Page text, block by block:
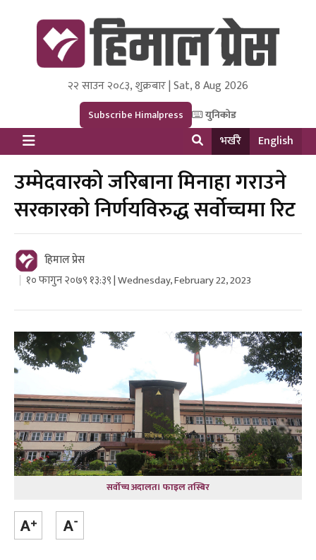
Himal Press
Dot NewsyNepal Media and Research Pvt Ltd.
२२ साउन २०८३, शुक्रबार | Sat, 8 Aug 2026
Subscribe Himalpress युनिकोड
भर्खरै English
उम्मेदवारको जरिबाना मिनाहा गराउने
सरकारको निर्णयविरुद्ध सर्वोच्चमा रिट
हिमाल प्रेस
१० फागुन २०७९ १३:३९ | Wednesday, February 22, 2023
सर्वोच्च अदालत। फाइल तस्बिर